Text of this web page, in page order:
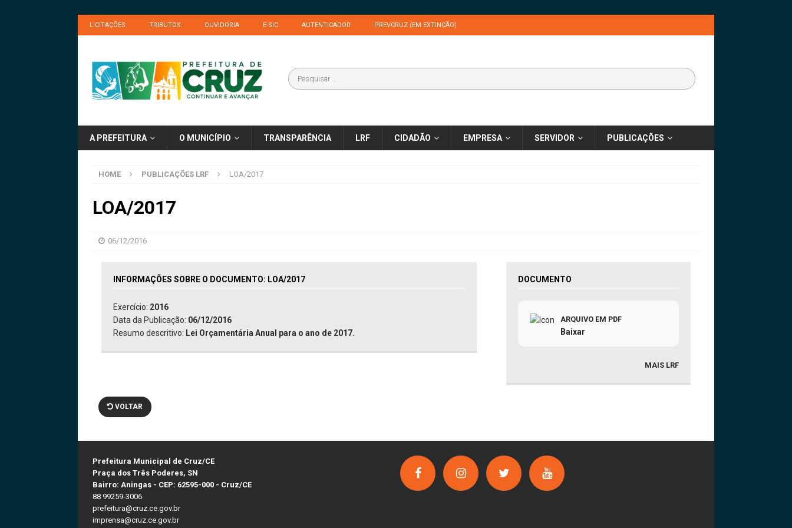
LICITAÇÕES TRIBUTOS OUVIDORIA E-SIC AUTENTICADOR PREVCRUZ (EM EXTINÇÃO)
A PREFEITURA O MUNICÍPIO TRANSPARÊNCIA LRF CIDADÃO EMPRESA SERVIDOR PUBLICAÇÕES
HOME PUBLICAÇÕES LRF LOA/2017
LOA/2017
06/12/2016
INFORMAÇÕES SOBRE O DOCUMENTO: LOA/2017
Exercício: 2016
Data da Publicação: 06/12/2016
Resumo descritivo: Lei Orçamentária Anual para o ano de 2017.
DOCUMENTO
ARQUIVO EM PDF
Baixar
MAIS LRF
VOLTAR
Prefeitura Municipal de Cruz/CE
Praça dos Três Poderes, SN
Bairro: Aningas - CEP: 62595-000 - Cruz/CE
88 99259-3006
prefeitura@cruz.ce.gov.br
imprensa@cruz.ce.gov.br